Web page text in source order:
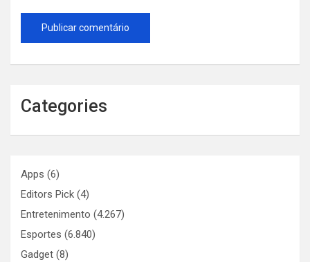
Categories
Apps (6)
Editors Pick (4)
Entretenimento (4.267)
Esportes (6.840)
Gadget (8)